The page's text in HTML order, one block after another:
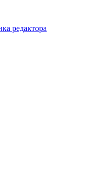
редактора